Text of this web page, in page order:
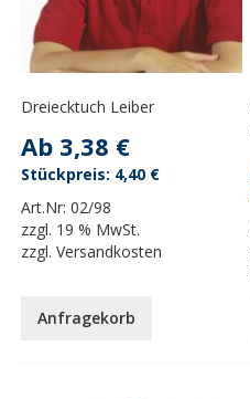
Dreiecktuch Leiber
Ab 3,38 €
Art.Nr:02/98
zzgl. 19 % MwSt.
zzgl.Versandkosten
4,40 €
Anfragekorb